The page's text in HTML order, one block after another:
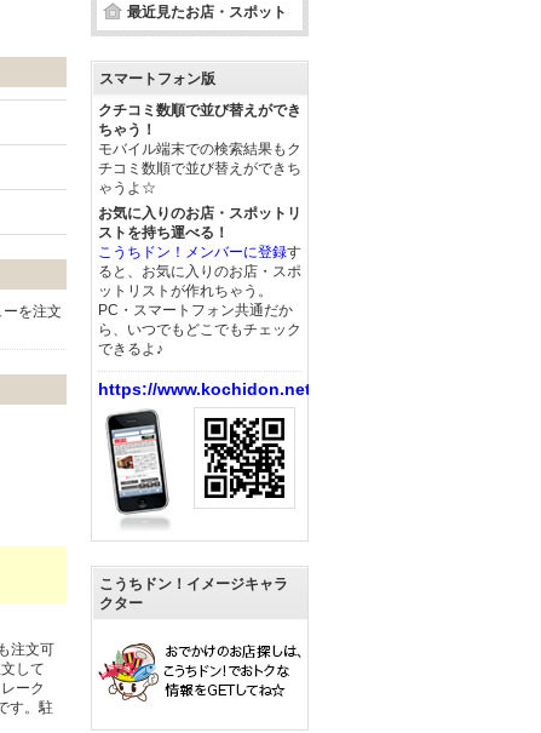
を注文
注文可
して
ーク
す。駐
最近見たお店・スポット
スマートフォン版
クチコミ数順で並び替えができ
ちゃう！
モバイル端末での検索結果もク
チコミ数順で並び替えができち
ゃうよ☆
お気に入りのお店・スポットリ
ストを持ち運べる！
こうちドン！メンバーに登録す
ると、お気に入りのお店・スポ
ットリストが作れちゃう。
PC・スマートフォン共通だか
ら、いつでもどこでもチェック
できるよ♪
https://www.kochidon.net/
こうちドン！イメージキャラ
クター